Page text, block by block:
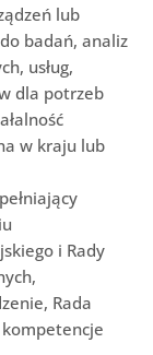
lub
badań, analiz
usług,
dla potrzeb
w kraju lub
i Rady
Rada
kompetencje